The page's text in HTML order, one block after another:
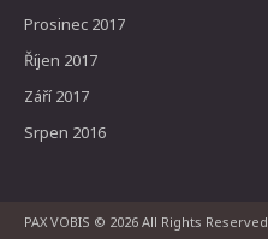
Prosinec 2017
Říjen 2017
Září 2017
Srpen 2016
PAX VOBIS © 2026 All Rights Reserved